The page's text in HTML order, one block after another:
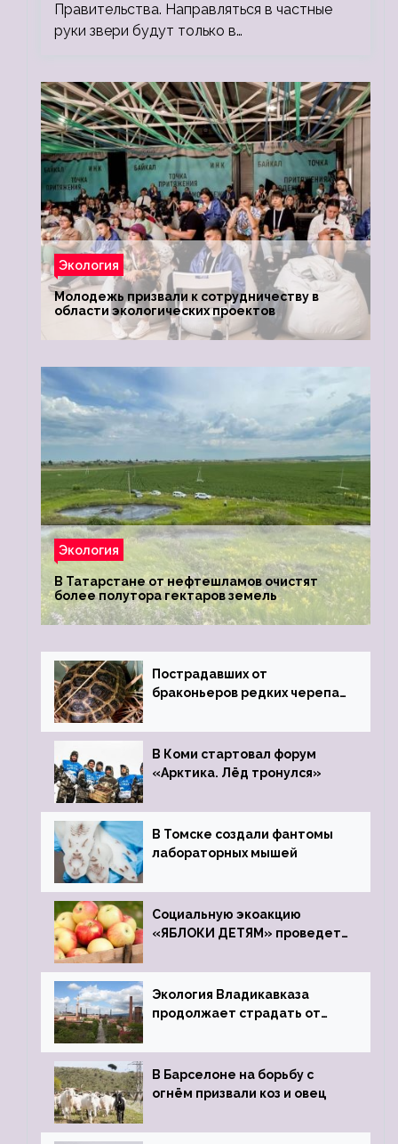
Правительства. Направляться в частные
руки звери будут только в…
Экология
Молодежь призвали к сотрудничеству в
области экологических проектов
Экология
В Татарстане от нефтешламов очистят
более полутора гектаров земель
Пострадавших от
браконьеров редких черепах
зоопарк
В Коми стартовал форум
«Арктика. Лёд тронулся»
В Томске создали фантомы
лабораторных мышей
Социальную экоакцию
«ЯБЛОКИ ДЕТЯМ» проведет
Экология Владикавказа
продолжает страдать от
В Барселоне на борьбу с
огнём призвали коз и овец